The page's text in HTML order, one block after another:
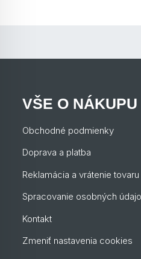
VŠE O NÁKUPU
Obchodné podmienky
Doprava a platba
Reklamácia a vrátenie tovaru
Spracovanie osobných
Kontakt
Zmeniť nastavenia cookies